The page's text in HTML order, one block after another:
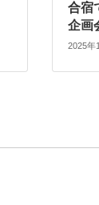
合宿
企画
2025年